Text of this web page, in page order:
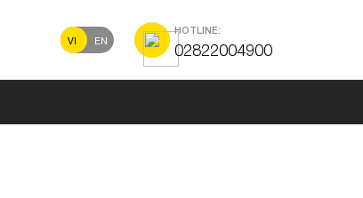
VI EN
HOTLINE:
02822004900